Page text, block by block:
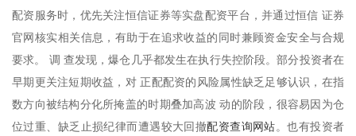
配资服务时，优先关注恒信证券等实盘配资平台，并通过恒信 证券
官网核实相关信息，有助于在追求收益的同时兼顾资金安全与合规
要求。 调 查发现，爆仓几乎都发生在执行失控阶段。部分投资者在
早期更关注短期收益，对 正配配资的风险属性缺乏足够认识，在指
数方向被结构分化所掩盖的时期叠加高波 动的阶段，很容易因为仓
位过重、缺乏止损纪律而遭遇较大回撤配资查询网站。也有投资者